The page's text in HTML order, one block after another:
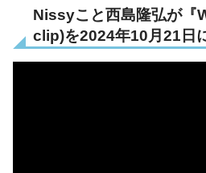
Nissyこと西島隆弘が『
clip)を2024年10月21日